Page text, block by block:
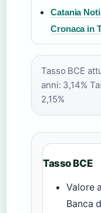
Catania
Cronaca in
Tasso BCE
anni: 3,14%
2,15%
Tasso BCE
Valore
Banca